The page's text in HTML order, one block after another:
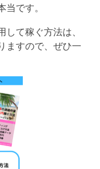
当です。
て稼ぐ方法は、
ますので、ぜひ一